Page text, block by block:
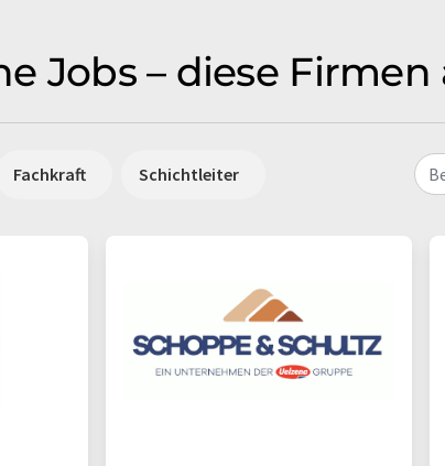
Jobs – diese Firmen
Fachkraft Schichtleiter